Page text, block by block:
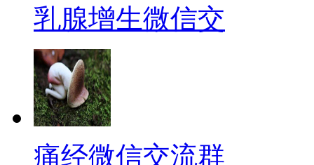
乳腺增生微信交
痛经微信交流群